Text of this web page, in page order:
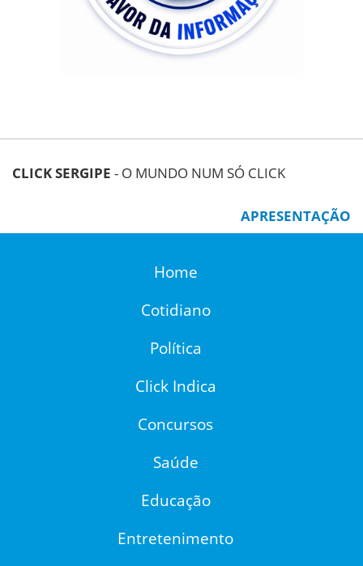
CLICK SERGIPE - O MUNDO NUM SÓ CLICK
APRESENTAÇÃO
Home
Cotidiano
Política
Click Indica
Concursos
Saúde
Educação
Entretenimento